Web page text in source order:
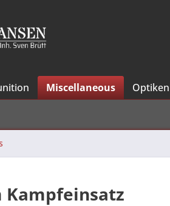
Miscellaneous Optiken
Kampfeinsatz